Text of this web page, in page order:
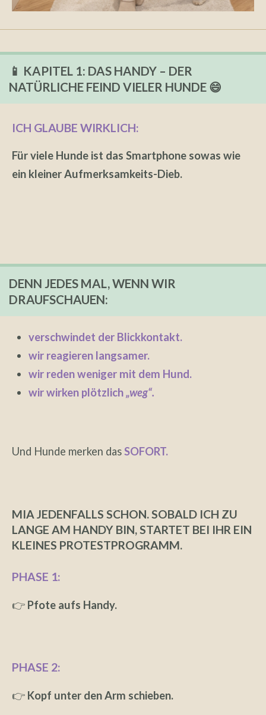
📱 KAPITEL 1: DAS HANDY – DER
NATÜRLICHE FEIND VIELER HUNDE 😄
ICH GLAUBE WIRKLICH:
Für viele Hunde ist das Smartphone sowas wie
ein kleiner Aufmerksamkeits-Dieb.
DENN JEDES MAL, WENN WIR
DRAUFSCHAUEN:
verschwindet der Blickkontakt.
wir reagieren langsamer.
wir reden weniger mit dem Hund.
wir wirken plötzlich„weg“.
Und Hunde merken dasSOFORT.
MIA JEDENFALLS SCHON. SOBALD ICH ZU
LANGE AM HANDY BIN, STARTET BEI IHR EIN
KLEINES PROTESTPROGRAMM.
PHASE 1:
👉 Pfote aufs Handy.
PHASE 2:
👉 Kopf unter den Arm schieben.